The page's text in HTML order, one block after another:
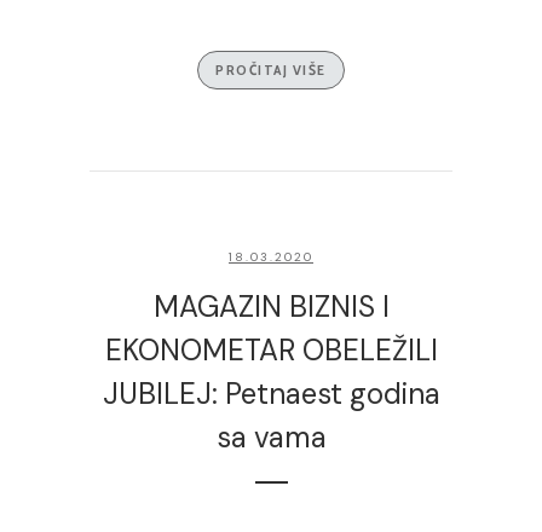
PROČITAJ VIŠE
18.03.2020
MAGAZIN BIZNIS I
EKONOMETAR OBELEŽILI
JUBILEJ: Petnaest godina
sa vama